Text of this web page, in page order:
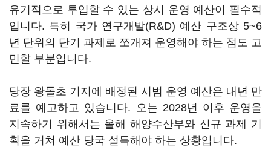
유기적으로 투입할 수 있는 상시 운영 예산이 필수적
입니다. 특히 국가 연구개발(R&D) 예산 구조상 5~6
년 단위의 단기 과제로 쪼개져 운영해야 하는 점도 고
민할 부분입니다.
당장 왕돌초 기지에 배정된 시범 운영 예산은 내년 만
료를 예고하고 있습니다. 오는 2028년 이후 운영을
지속하기 위해서는 올해 해양수산부와 신규 과제 기
획을 거쳐 예산 당국 설득해야 하는 상황입니다.